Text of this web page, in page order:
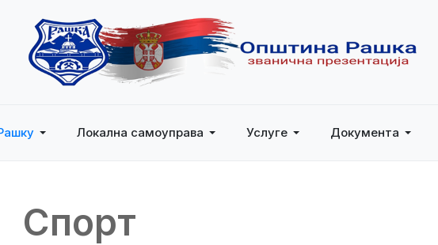
Локална самоуправа Услуге Документа
Спорт